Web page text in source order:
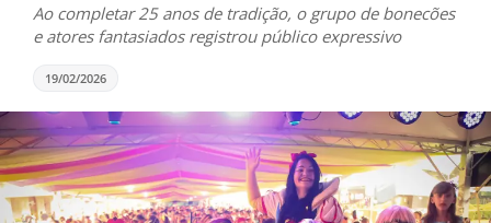
Ao completar 25 anos de tradição, o grupo de bonecões
e atores fantasiados registrou público expressivo
19/02/2026